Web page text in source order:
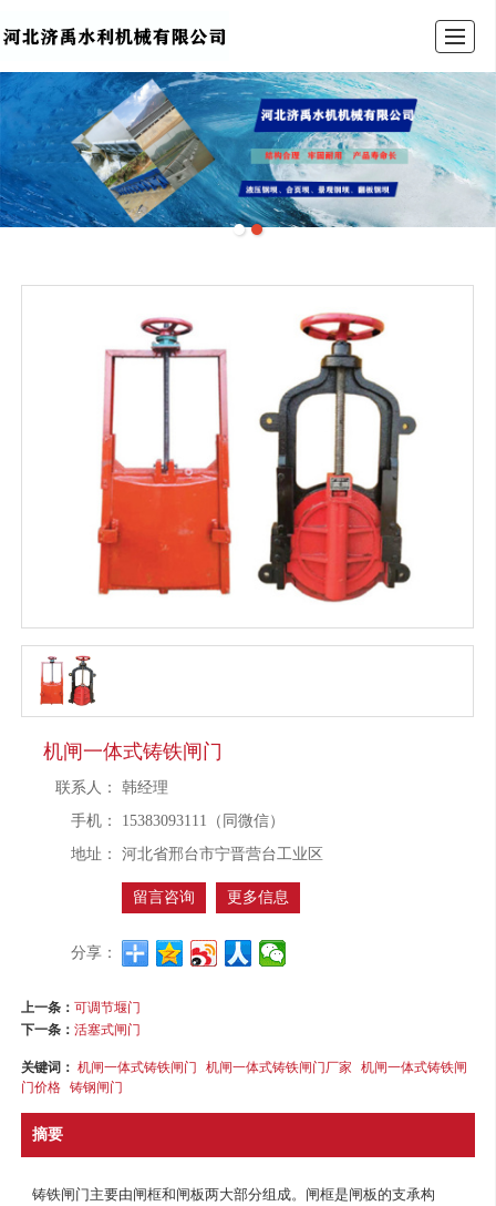
产品展示 公司介绍 工程案例 公司实力 安装指南 联系我们
机闸一体式铸铁闸门
联系人：
韩经理
手机：
15383093111（同微信）
地址：
河北省邢台市宁晋营台工业区
留言咨询 更多信息
分享：
上一条：可调节堰门
下一条：活塞式闸门
关键词：机闸一体式铸铁闸门 机闸一体式铸铁闸门厂家 机闸一体式铸铁闸
门价格 铸钢闸门
摘要
铸铁闸门主要由闸框和闸板两大部分组成。闸框是闸板的支承构